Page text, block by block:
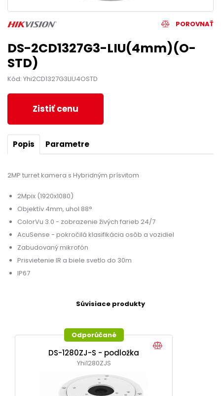
POROVNAŤ
DS-2CD1327G3-LIU(4mm)(O-
STD)
Kód: Yhi2CD1327G3LIU4OSTD
Zistiť cenu
Popis Parametre
2MP turret kamera s Hybridným prísvitom
2Mpix (1920x1080)
Objektív 4mm, uhol 88°
ColorVu 3.0 - zobrazenie živých farieb 24/7
AcuSense - pokročilá klasifikácia osôb a vozidiel
Zabudovaný mikrofón
Prisvietenie IR a biele svetlo do 30m
IP67
Súvisiace produkty
Odporúčané
DS-1280ZJ-S - podložka
Yhi1280ZJS